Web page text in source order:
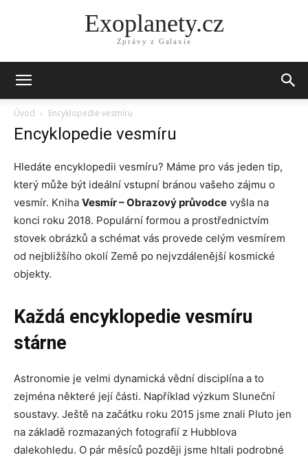
Exoplanety.cz
Zprávy z Galaxie
Úvod Encyklopedie vesmíru
Encyklopedie vesmíru
Hledáte encyklopedii vesmíru? Máme pro vás jeden tip,
který může být ideální vstupní bránou vašeho zájmu o
vesmír. Kniha Vesmír – Obrazový průvodce vyšla na
konci roku 2018. Populární formou a prostřednictvím
stovek obrázků a schémat vás provede celým vesmírem
od nejbližšího okolí Země po nejvzdálenější kosmické
objekty.
Každá encyklopedie vesmíru
stárne
Astronomie je velmi dynamická vědní disciplína a to
zejména některé její části. Například výzkum Sluneční
soustavy. Ještě na začátku roku 2015 jsme znali Pluto jen
na základě rozmazaných fotografií z Hubblova
dalekohledu. O pár měsíců později jsme hltali podrobné